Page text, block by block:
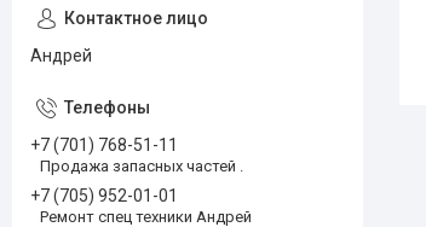
Андрей
+7 (701) 768-51-11
Продажа запасных частей .
+7 (705) 952-01-01
Ремонт спец техники Андрей